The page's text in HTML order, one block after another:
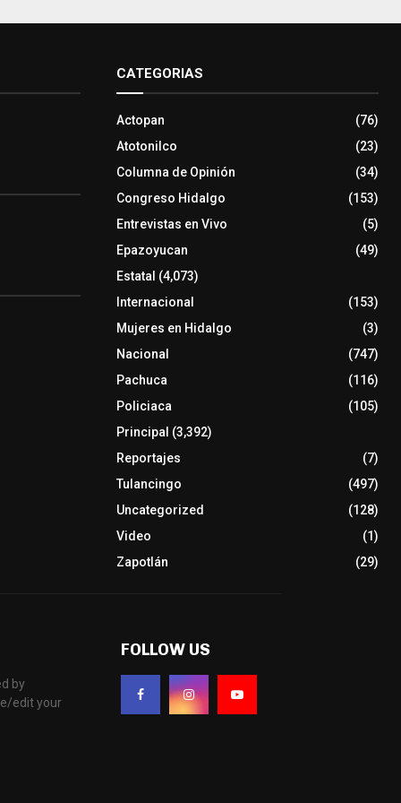
CATEGORIAS
Actopan
(76)
Atotonilco
(23)
Columna de Opinión
(34)
Congreso Hidalgo
(153)
Entrevistas en Vivo
(5)
Epazoyucan
(49)
Estatal (4,073)
Internacional
(153)
Mujeres en Hidalgo
(3)
Nacional
(747)
Pachuca
(116)
Policiaca
(105)
Principal (3,392)
Reportajes
(7)
Tulancingo
(497)
Uncategorized
(128)
Video
(1)
Zapotlán
(29)
by
edit your
FOLLOW US